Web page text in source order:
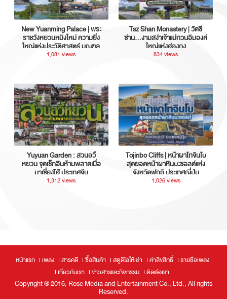
New Yuanming Palace | พระ
ราชวังหยวนหมิงใหม่ ความยิ่ง
ใหญ่แห่งประวัติศาสตร์ มณฑล
กวางตุ้ง ประเทศจีน
1,081 views
Tsz Shan Monastery | วัดซี
ซ่าน…งามสง่าเจ้าแม่กวนอิมองค์
ใหญ่แห่งฮ่องกง
834 views
Yuyuan Garden : สวนอวี้
หยวน จุดเช็กอินห้ามพลาดเมื่อ
มาเซี่ยงไฮ้ ประเทศจีน
1,312 views
Tojinbo Cliffs | หน้าผาโทจินโบ
สุดยอดหน้าผาหินบะซอลต์แห่ง
จังหวัดฟุกุอิ ประเทศญี่ปุ่น
1,026 views
หน้าแรก เพลง สารคดี ซื้อสินค้า สตูดิโอให้เช่า ค่าลิขสิทธิ์
รายชื่อเพลง
เกี่ยวกับเรา
ข่าวสารและกิจกรรม ติดต่อเรา
Copyright ® 2016, Rose Media and Entertainment Co., Ltd., All rights
Reserved.